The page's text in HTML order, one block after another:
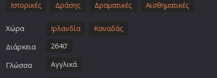
Ιστορικές Δράσης Δραματικές Αισθηματικές
Χώρα Ιρλανδία Καναδάς
Διάρκεια 2640'
Γλώσσα Αγγλικά